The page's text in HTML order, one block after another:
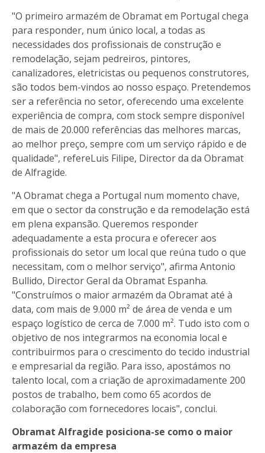
"O primeiro armazém de Obramat em Portugal chega
para responder, num único local, a todas as
necessidades dos profissionais de construção e
remodelação, sejam pedreiros, pintores,
canalizadores, eletricistas ou pequenos construtores,
são todos bem-vindos ao nosso espaço. Pretendemos
ser a referência no setor, oferecendo uma excelente
experiência de compra, com stock sempre disponível
de mais de 20.000 referências das melhores marcas,
ao melhor preço, sempre com um serviço rápido e de
qualidade", refereLuis Filipe, Director da da Obramat
de Alfragide.
"A Obramat chega a Portugal num momento chave,
em que o sector da construção e da remodelação está
em plena expansão. Queremos responder
adequadamente a esta procura e oferecer aos
profissionais do setor um local que reúna tudo o que
necessitam, com o melhor serviço", afirma Antonio
Bullido, Director Geral da Obramat Espanha.
"Construímos o maior armazém da Obramat até à
data, com mais de 9.000 m² de área de venda e um
espaço logístico de cerca de 7.000 m². Tudo isto com o
objetivo de nos integrarmos na economia local e
contribuirmos para o crescimento do tecido industrial
e empresarial da região. Para isso, apostámos no
talento local, com a criação de aproximadamente 200
postos de trabalho, bem como 65 acordos de
colaboração com fornecedores locais", conclui.
Obramat Alfragide posiciona-se como o maior
armazém da empresa